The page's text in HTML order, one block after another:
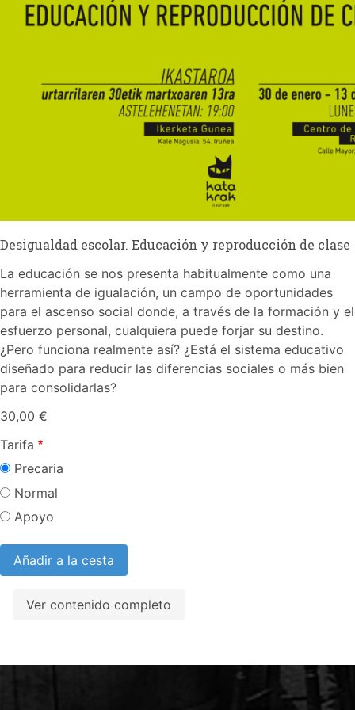
Desigualdad escolar. Educación y reproducción de clase
La educación se nos presenta habitualmente como una
herramienta de igualación, un campo de oportunidades
para el ascenso social donde, a través de la formación y el
esfuerzo personal, cualquiera puede forjar su destino.
¿Pero funciona realmente así? ¿Está el sistema educativo
diseñado para reducir las diferencias sociales o más bien
para consolidarlas?
30,00 €
Tarifa
Precaria
Normal
Apoyo
Ver contenido completo